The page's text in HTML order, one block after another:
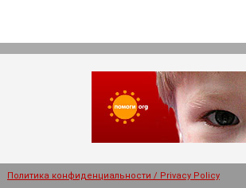
Политика конфиденциальности / Privacy Policy